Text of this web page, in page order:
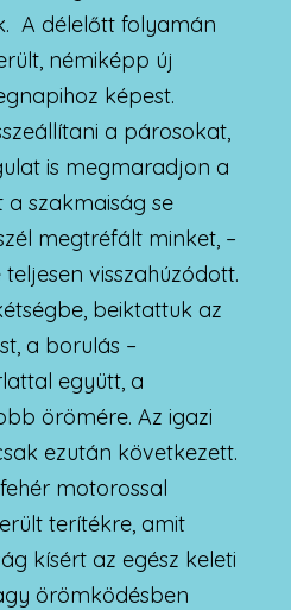
A délelőtt folyamán
némiképp új
képest.
a párosokat,
is megmaradjon a
a szakmaiság se
megtréfált minket, –
visszahúzódott.
beiktattuk az
a borulás –
együtt, a
örömére. Az igazi
ezután következett.
motorossal
terítékre, amit
kísért az egész keleti
örömködésben